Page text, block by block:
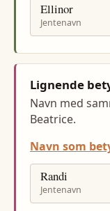
Ellinor
Jentenavn
Lignende
Navn med
Beatrice.
Navn som
Randi
Jentenavn